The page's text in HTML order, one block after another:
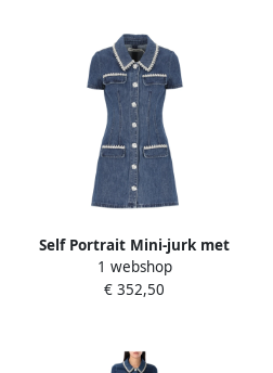
Self Portrait Mini-jurk met
kraag Blue Dames
1 webshop
€ 352,50